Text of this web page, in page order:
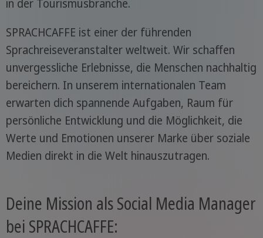
in der Tourismusbranche.
SPRACHCAFFE ist einer der führenden
Sprachreiseveranstalter weltweit. Wir schaffen
unvergessliche Erlebnisse, die Menschen nachhaltig
bereichern. In unserem internationalen Team
erwarten dich spannende Aufgaben, Raum für
persönliche Entwicklung und die Möglichkeit, die
Werte und Emotionen unserer Marke über soziale
Medien direkt in die Welt hinauszutragen.
Deine Mission als Social Media Manager
bei SPRACHCAFFE: